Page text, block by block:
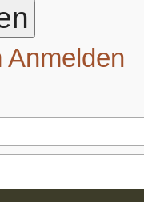
Anmelden